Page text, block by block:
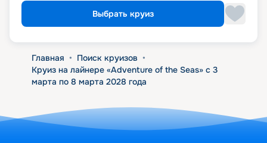
Выбрать круиз
Главная • Поиск круизов •
Круиз на лайнере «Adventure of the Seas» с 3
марта по 8 марта 2028 года